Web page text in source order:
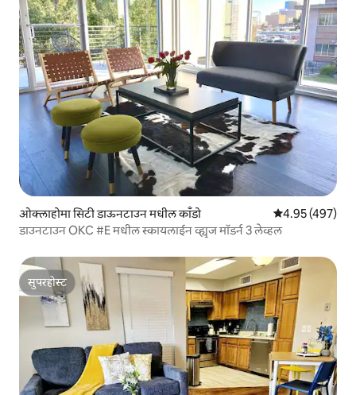
ओक्लाहोमा सिटी डाऊनटाउन मधील काँडो 5 पैकी 4.95
4.95 (497)
डाउनटाउन OKC #E मधील स्कायलाईन व्ह्यूज मॉडर्न 3 लेव्हल
सुपरहोस्ट
सुपरहोस्ट